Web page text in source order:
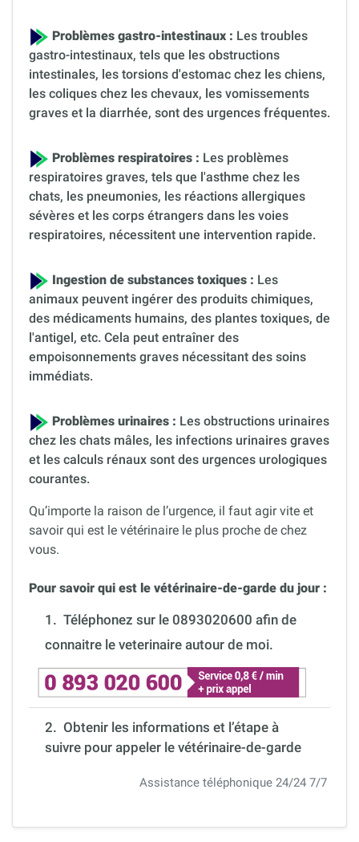
Problèmes gastro-intestinaux : Les troubles
gastro-intestinaux, tels que les obstructions
intestinales, les torsions d'estomac chez les chiens,
les coliques chez les chevaux, les vomissements
graves et la diarrhée, sont des urgences fréquentes.
Problèmes respiratoires : Les problèmes
respiratoires graves, tels que l'asthme chez les
chats, les pneumonies, les réactions allergiques
sévères et les corps étrangers dans les voies
respiratoires, nécessitent une intervention rapide.
Ingestion de substances toxiques : Les
animaux peuvent ingérer des produits chimiques,
des médicaments humains, des plantes toxiques, de
l'antigel, etc. Cela peut entraîner des
empoisonnements graves nécessitant des soins
immédiats.
Problèmes urinaires : Les obstructions urinaires
chez les chats mâles, les infections urinaires graves
et les calculs rénaux sont des urgences urologiques
courantes.
Qu’importe la raison de l’urgence, il faut agir vite et
savoir qui est le vétérinaire le plus proche de chez
vous.
Pour savoir qui est le vétérinaire-de-garde du jour :
1. Téléphonez sur le 0893020600 afin de
connaitre le veterinaire autour de moi.
2. Obtenir les informations et l’étape à
suivre pour appeler le vétérinaire-de-garde
Assistance téléphonique 24/24 7/7